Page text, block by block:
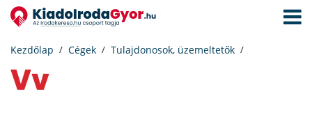
Kezdőlap Cégek Tulajdonosok, üzemeltetők
vv